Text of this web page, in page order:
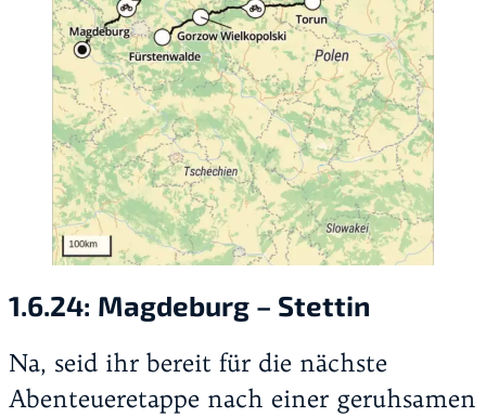
1.6.24: Magdeburg – Stettin
Na, seid ihr bereit für die nächste
Abenteueretappe nach einer geruhsamen